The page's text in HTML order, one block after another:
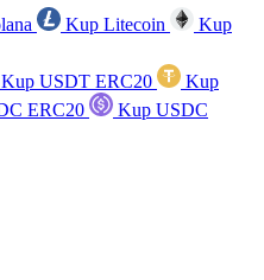
Kup Litecoin
Kup
Kup USDT ERC20
Kup
ERC20
Kup USDC